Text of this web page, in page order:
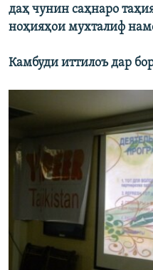
даҳ чунин саҳнаро
ноҳияҳои мухталиф
Камбуди иттилоъ дар